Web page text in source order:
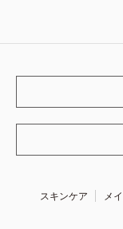
スキンケア メ